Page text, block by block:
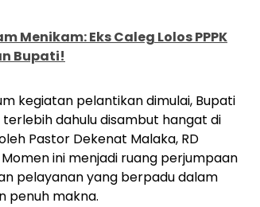
Menikam: Eks Caleg Lolos PPPK
Bupati!
kegiatan pelantikan dimulai, Bupati
dahulu disambut hangat di
Pastor Dekenat Malaka, RD
Momen ini menjadi ruang perjumpaan
pelayanan yang berpadu dalam
penuh makna.